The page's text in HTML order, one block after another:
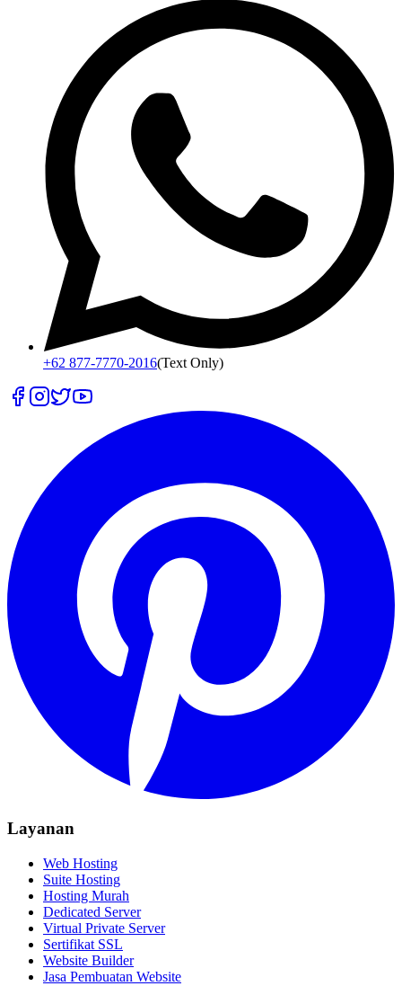
+62 877-7770-2016(Text Only)
Layanan
Web Hosting
Suite Hosting
Hosting Murah
Dedicated Server
Virtual Private Server
Sertifikat SSL
Website Builder
Jasa Pembuatan Website